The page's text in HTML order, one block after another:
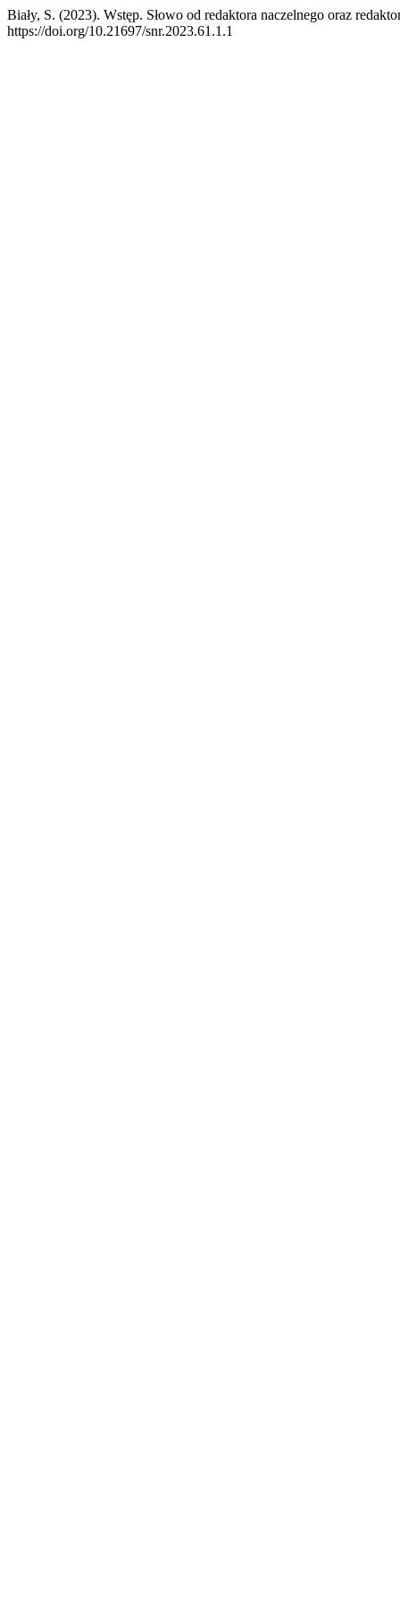
Biały, S. (2023). Wstęp. Słowo od redaktora naczelnego oraz
https://doi.org/10.21697/snr.2023.61.1.1